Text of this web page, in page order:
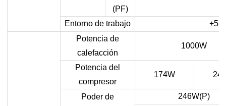
(PF)
Entorno de trabajo +5-
Potencia de
calefacción
1000W
Potencia del
compresor
174W
Poder de
246W(P)